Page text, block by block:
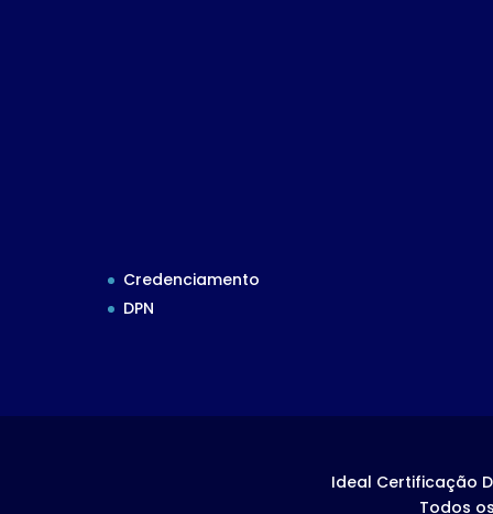
Credenciamento
DPN
Ideal Certificação
Todos